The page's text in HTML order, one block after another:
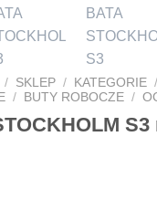
/ SKLEP / KATEGORIE /
/ BUTY ROBOCZE /